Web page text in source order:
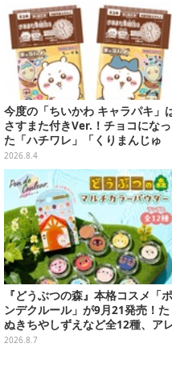
今度の「ちいかわ キャラパキ」
さすまた付きVer.！チョコになっ
た「ハチワレ」「くりまんじゅ
う」たちも可愛い全8種
2026.8.4
『どうぶつの森』本格コスメ「ポ
ンデクルール」が9月21発売！た
ぬきちやしずえなど全12種、ア
ンジできるリアクションシールも
2026.8.7